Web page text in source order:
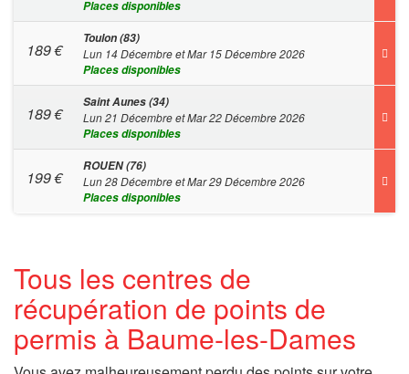
Places disponibles
189€
Toulon (83)
Lun 14 Décembre et Mar 15 Décembre 2026
Places disponibles
189€
Saint Aunes (34)
Lun 21 Décembre et Mar 22 Décembre 2026
Places disponibles
199€
ROUEN (76)
Lun 28 Décembre et Mar 29 Décembre 2026
Places disponibles
Tous les centres de
récupération de points de
permis à Baume-les-Dames